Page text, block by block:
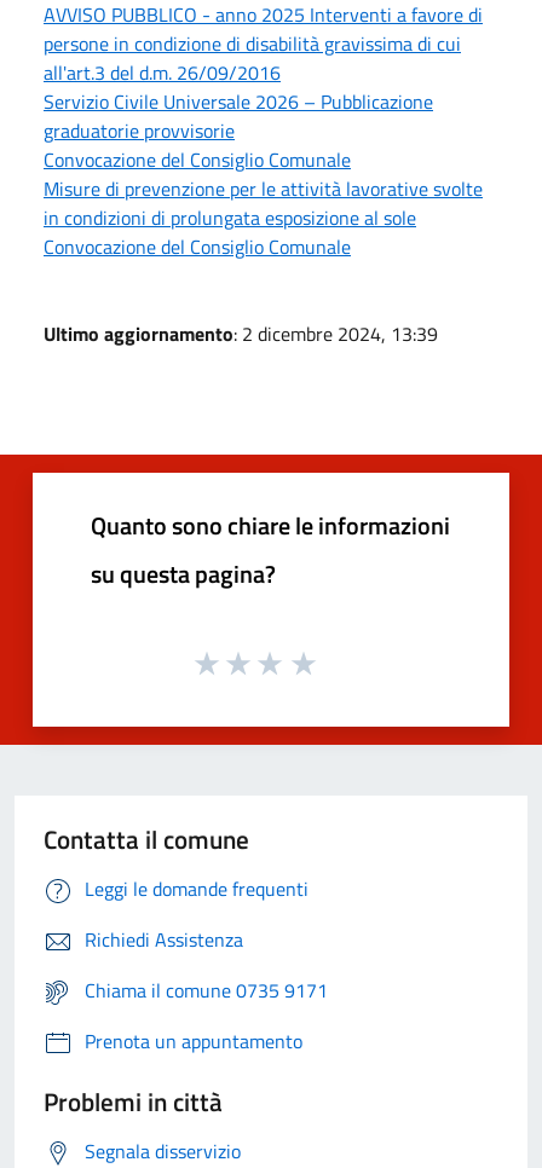
AVVISO PUBBLICO - anno 2025 Interventi a favore di
persone in condizione di disabilità gravissima di cui
all'art.3 del d.m. 26/09/2016
Servizio Civile Universale 2026 – Pubblicazione
graduatorie provvisorie
Convocazione del Consiglio Comunale
Misure di prevenzione per le attività lavorative svolte
in condizioni di prolungata esposizione al sole
Convocazione del Consiglio Comunale
Ultimo aggiornamento: 2 dicembre 2024, 13:39
Quanto sono chiare le informazioni
su questa pagina?
Contatta il comune
Leggi le domande frequenti
Richiedi Assistenza
Chiama il comune 0735 9171
Prenota un appuntamento
Problemi in città
Segnala disservizio